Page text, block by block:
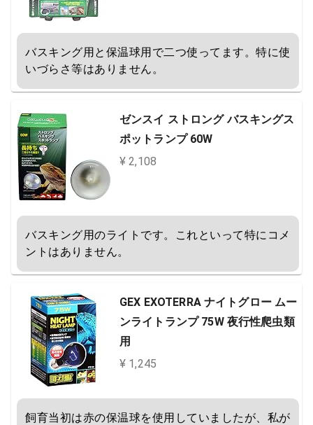
バスキング用と保温球用で二つ使ってます。特に使
いづらさ等はありません。
ゼンスイ ストロング バスキングス
ポットランプ 60W
¥ 2,108
バスキング用のライトです。これといって特にコメ
ントはありません。
GEX EXOTERRA ナイトグロー ムー
ンライトランプ 75W 夜行性爬虫類
用
¥ 1,245
飼育当初は赤の保温球を使用していましたが、私が